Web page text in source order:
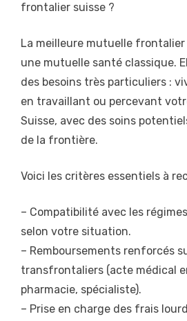
frontalier suisse ?
La meilleure mutuelle frontalier
une mutuelle santé classique.
des besoins très particuliers :
en travaillant ou percevant
Suisse, avec des soins
de la frontière.
Voici les critères essentiels à
– Compatibilité avec les
selon votre situation.
– Remboursements renforcés
transfrontaliers (acte médical
pharmacie, spécialiste).
– Prise en charge des frais